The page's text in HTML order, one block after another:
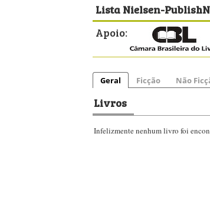
Lista Nielsen-
Apoio:
Geral Ficção Não
Livros
Infelizmente nenhum livro foi